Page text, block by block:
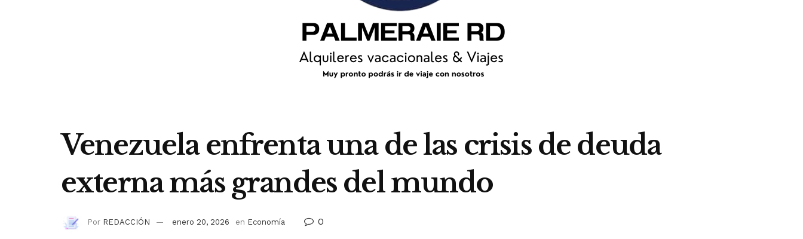
Venezuela enfrenta una de las crisis de deuda
externa más grandes del mundo
Por REDACCIÓN enero 20, 2026 en Economía 0